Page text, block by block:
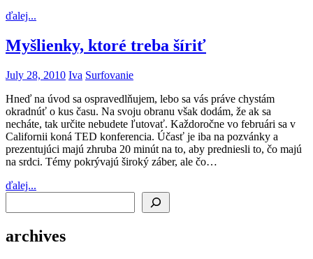
ďalej...
Myšlienky, ktoré treba ší­riť
July 28, 2010 Iva Surfovanie
Hneď na úvod sa ospravedlňujem, lebo sa vás práve chystám
okradnúť o kus času. Na svoju obranu však dodám, že ak sa
necháte, tak určite nebudete ľutovať. Každoročne vo februári sa v
Californii koná TED konferencia. Účasť je iba na pozvánky a
prezentujúci majú zhruba 20 minút na to, aby predniesli to, čo majú
na srdci. Témy pokrývajú široký záber, ale čo…
ďalej...
archives